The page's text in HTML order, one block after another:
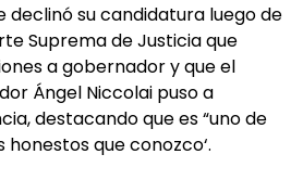
declinó su candidatura luego de
Suprema de Justicia que
a gobernador y que el
Ángel Niccolai puso a
destacando que es “uno de
que conozco‘.